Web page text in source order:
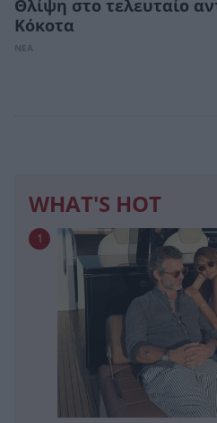
Θλίψη στο τελευταίο
Κόκοτα
ΝΕΑ
WHAT'S HOT
1